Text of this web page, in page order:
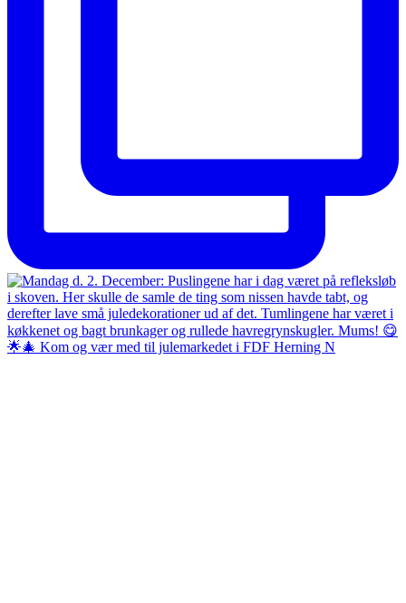
🌟🎄 Kom og vær med til julemarkedet i FDF Herning N